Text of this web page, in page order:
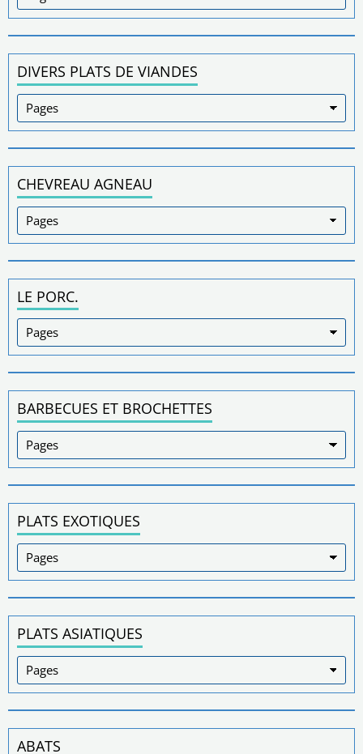
DIVERS PLATS DE VIANDES
CHEVREAU AGNEAU
LE PORC.
BARBECUES ET BROCHETTES
PLATS EXOTIQUES
PLATS ASIATIQUES
ABATS